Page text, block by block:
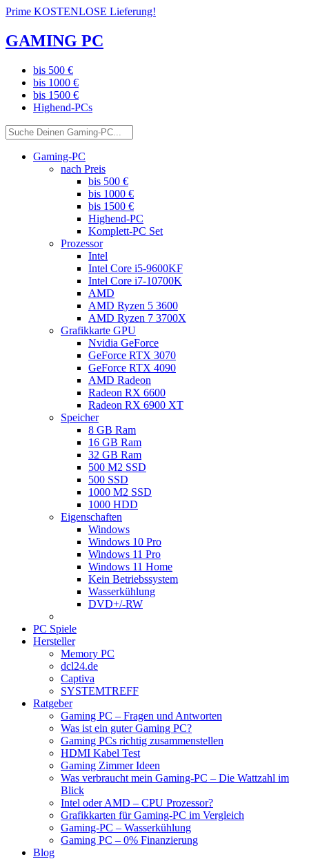
Prime KOSTENLOSE Lieferung!
GAMING PC
bis 500 €
bis 1000 €
bis 1500 €
Highend-PCs
Gaming-PC
nach Preis
bis 500 €
bis 1000 €
bis 1500 €
Highend-PC
Komplett-PC Set
Prozessor
Intel
Intel Core i5-9600KF
Intel Core i7-10700K
AMD
AMD Ryzen 5 3600
AMD Ryzen 7 3700X
Grafikkarte GPU
Nvidia GeForce
GeForce RTX 3070
GeForce RTX 4090
AMD Radeon
Radeon RX 6600
Radeon RX 6900 XT
Speicher
8 GB Ram
16 GB Ram
32 GB Ram
500 M2 SSD
500 SSD
1000 M2 SSD
1000 HDD
Eigenschaften
Windows
Windows 10 Pro
Windows 11 Pro
Windows 11 Home
Kein Betriebssystem
Wasserkühlung
DVD+/-RW
PC Spiele
Hersteller
Memory PC
dcl24.de
Captiva
SYSTEMTREFF
Ratgeber
Gaming PC – Fragen und Antworten
Was ist ein guter Gaming PC?
Gaming PCs richtig zusammenstellen
HDMI Kabel Test
Gaming Zimmer Ideen
Was verbraucht mein Gaming-PC – Die Wattzahl im
Blick
Intel oder AMD – CPU Prozessor?
Grafikkarten für Gaming-PC im Vergleich
Gaming-PC – Wasserkühlung
Gaming PC – 0% Finanzierung
Blog